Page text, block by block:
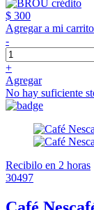
$ 300
Agregar a mi carrito
-
+
Agregar
No hay suficiente
Recibilo en 2 horas
30497